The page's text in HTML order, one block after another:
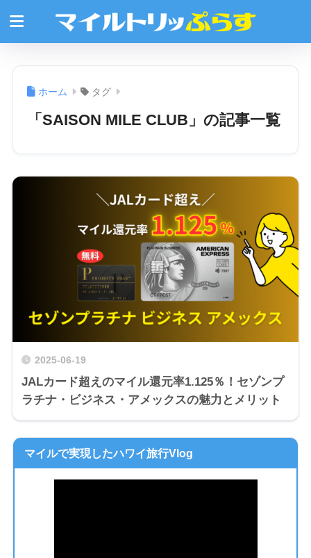
ホーム タグ
「SAISON MILE CLUB」の記事一覧
2025-06-19
JALカード超えのマイル還元率1.125％！セゾンプ
ラチナ・ビジネス・アメックスの魅力とメリット
マイルで実現したハワイ旅行Vlog